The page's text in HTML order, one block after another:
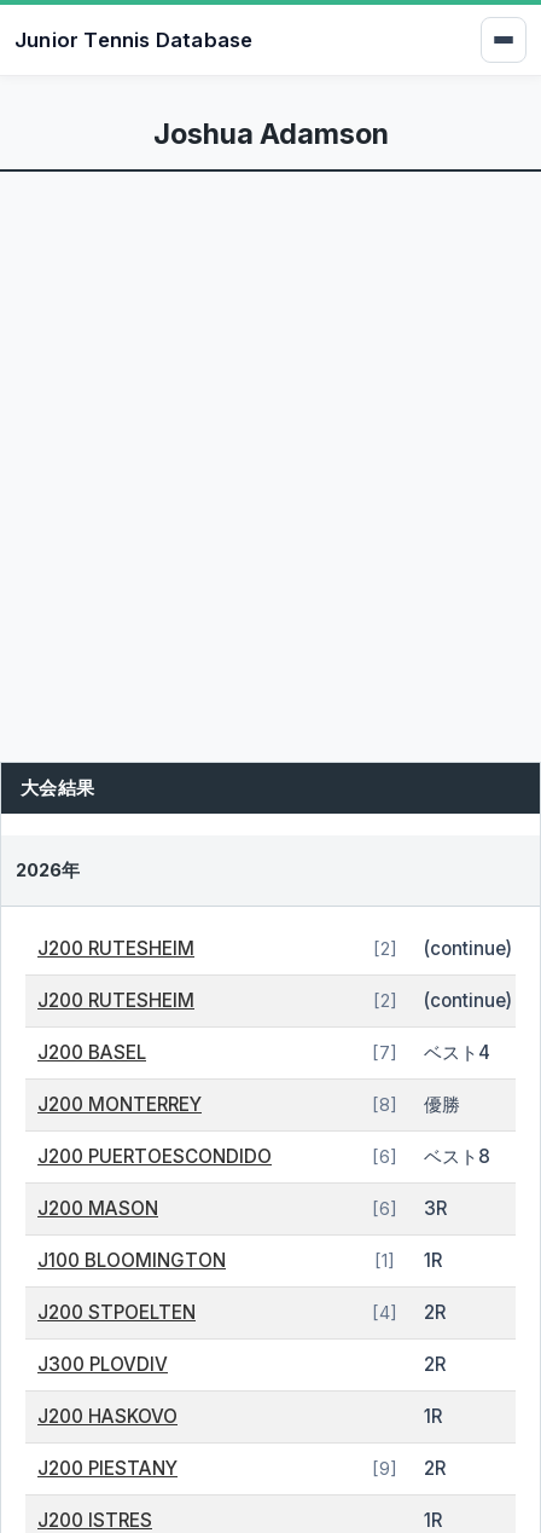
Junior Tennis Database
Joshua Adamson
大会結果
2026年
J200 RUTESHEIM [2] (continue)
J200 RUTESHEIM [2] (continue)
J200 BASEL [7] ベスト4
J200 MONTERREY [8] 優勝
J200 PUERTOESCONDIDO [6] ベスト8
J200 MASON [6] 3R
J100 BLOOMINGTON [1] 1R
J200 STPOELTEN [4] 2R
J300 PLOVDIV 2R
J200 HASKOVO 1R
J200 PIESTANY [9] 2R
J200 ISTRES 1R